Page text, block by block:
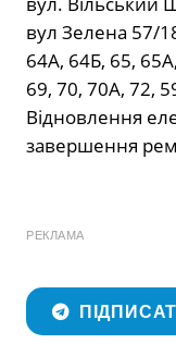
вул Зелена 57/
64А, 64Б, 65,
69, 70, 70А, 72,
Відновлення
завершення
РЕКЛАМА